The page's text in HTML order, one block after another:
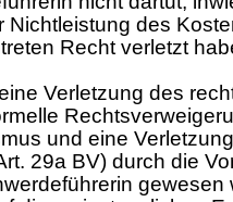
Nichtleistung des
Recht verletzt
Verletzung des
und eine
29a BV) durch die
gewesen